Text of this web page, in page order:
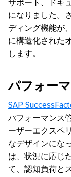
サポート、ドキ
になりました。
ディング機能が
に構造化された
します。
パフォー
SAP
パフォーマンス
ーザーエクスペ
なデザインにな
は、状況に応じ
て、認知負荷と